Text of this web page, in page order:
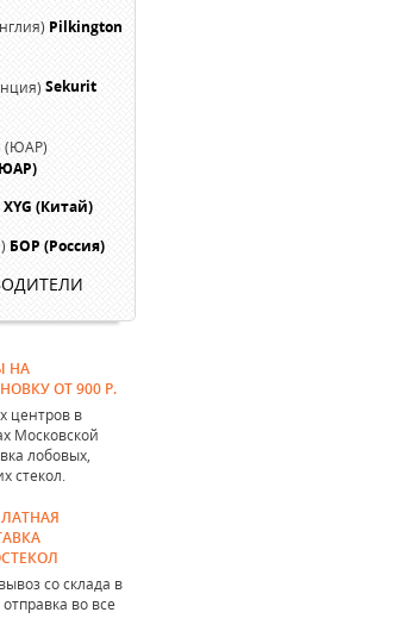
Pilkington
Sekurit
XYG (Китай)
БОР (Россия)
НА
ОТ 900 Р.
центров в
Московской
лобовых,
стекол.
со склада в
во все